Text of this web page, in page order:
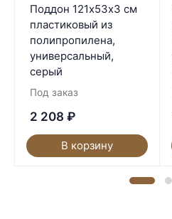
Поддон 121х53х3 см
пластиковый из
полипропилена,
универсальный,
серый
Под заказ
2 208 ₽
В корзину